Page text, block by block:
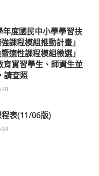
度國民中小學學習扶
課程模組推動計畫」
適性課程模組徵選」
實習學生、師資生並
請查照
表(11/06版)